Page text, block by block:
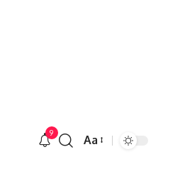
9
Font
Aa